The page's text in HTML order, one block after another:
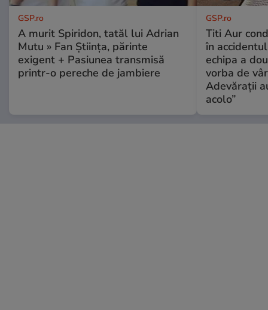
GSP.ro
A murit Spiridon, tatăl lui Adrian
Mutu » Fan Știința, părinte
exigent + Pasiunea transmisă
printr-o pereche de jambiere
GSP.ro
Titi Aur
în
echipa a
vorba de
Adevărații
acolo”